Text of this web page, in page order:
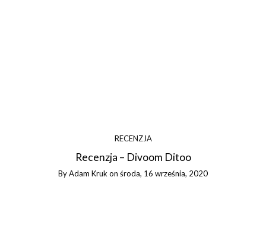
RECENZJA
Recenzja – Divoom Ditoo
ByAdam Krukon środa, 16 września, 2020